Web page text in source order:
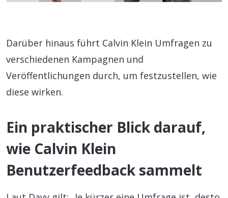
Darüber hinaus führt Calvin Klein Umfragen zu
verschiedenen Kampagnen und
Veröffentlichungen durch, um festzustellen, wie
diese wirken.
Ein praktischer Blick darauf,
wie Calvin Klein
Benutzerfeedback sammelt